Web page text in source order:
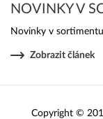
NOVINKY V
Novinky v
Zobrazit článek
Copyright ©